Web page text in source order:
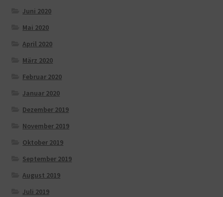
Juni 2020
Mai 2020
April 2020
März 2020
Februar 2020
Januar 2020
Dezember 2019
November 2019
Oktober 2019
September 2019
August 2019
Juli 2019